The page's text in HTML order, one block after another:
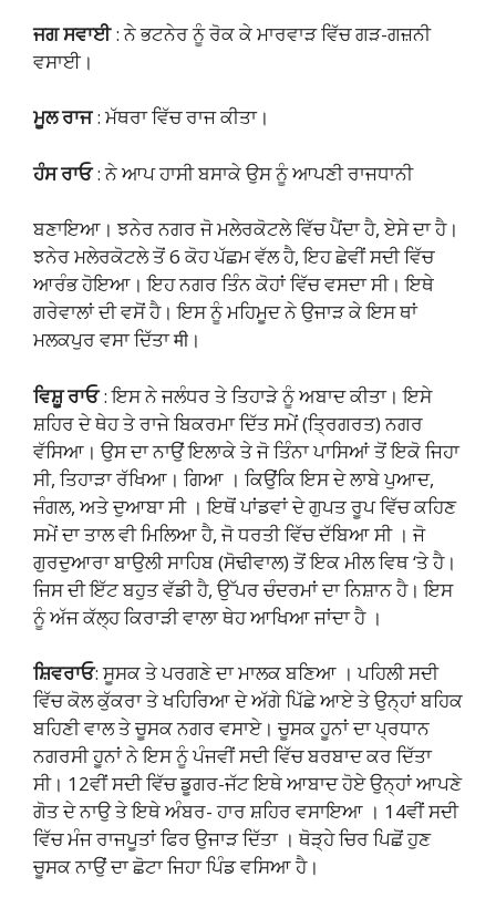
ਜਗ ਸਵਾਈ: ਨੇ ਭਟਨੇਰ ਨੂੰ ਰੋਕ ਕੇ ਮਾਰਵਾੜ ਵਿੱਚ ਗੜ-ਗਜ਼ਨੀ
ਵਸਾਈ।
ਮੂਲ ਰਾਜ: ਮੱਥਰਾ ਵਿੱਚ ਰਾਜ ਕੀਤਾ।
ਹੰਸ ਰਾਓ: ਨੇ ਆਪ ਹਾਸੀ ਬਸਾਕੇ ਉਸ ਨੂੰ ਆਪਣੀ ਰਾਜਧਾਨੀ
ਬਣਾਇਆ। ਝਨੇਰ ਨਗਰ ਜੋ ਮਲੇਰਕੋਟਲੇ ਵਿੱਚ ਪੈਂਦਾ ਹੈ, ਏਸੇ ਦਾ ਹੈ।
ਝਨੇਰ ਮਲੇਰਕੋਟਲੇ ਤੋਂ 6 ਕੋਹ ਪੱਛਮ ਵੱਲ ਹੈ, ਇਹ ਛੇਵੀਂ ਸਦੀ ਵਿੱਚ
ਆਰੰਭ ਹੋਇਆ। ਇਹ ਨਗਰ ਤਿੰਨ ਕੋਹਾਂ ਵਿੱਚ ਵਸਦਾ ਸੀ। ਇਥੇ
ਗਰੇਵਾਲਾਂ ਦੀ ਵਸੋਂ ਹੈ। ਇਸ ਨੂੰ ਮਹਿਮੂਦ ਨੇ ਉਜਾੜ ਕੇ ਇਸ ਥਾਂ
ਮਲਕਪੁਰ ਵਸਾ ਦਿੱਤਾ मी।
ਵਿਸ਼ੂ ਰਾਓ: ਇਸ ਨੇ ਜਲੰਧਰ ਤੇ ਤਿਹਾੜੇ ਨੂੰ ਅਬਾਦ ਕੀਤਾ। ਇਸੇ
ਸ਼ਹਿਰ ਦੇ ਥੇਹ ਤੇ ਰਾਜੇ ਬਿਕਰਮਾ ਦਿੱਤ ਸਮੇਂ (ਤ੍ਰਿਗਰਤ) ਨਗਰ
ਵੱਸਿਆ। ਉਸ ਦਾ ਨਾਉਂ ਇਲਾਕੇ ਤੇ ਜੋ ਤਿੰਨਾ ਪਾਸਿਆਂ ਤੋਂ ਇਕੋ ਜਿਹਾ
ਸੀ, ਤਿਹਾੜਾ ਰੱਖਿਆ। ਗਿਆ । ਕਿਉਂਕਿ ਇਸ ਦੇ ਲਾਬੇ ਪੁਆਦ,
ਜੰਗਲ, ਅਤੇ ਦੁਆਬਾ ਸੀ । ਇਥੋਂ ਪਾਂਡਵਾਂ ਦੇ ਗੁਪਤ ਰੂਪ ਵਿੱਚ ਕਹਿਣ
ਸਮੇਂ ਦਾ ਤਾਲ ਵੀ ਮਿਲਿਆ ਹੈ, ਜੋ ਧਰਤੀ ਵਿੱਚ ਦੱਬਿਆ ਸੀ । ਜੋ
ਗੁਰਦੁਆਰਾ ਬਾਉਲੀ ਸਾਹਿਬ (ਸੋਢੀਵਾਲ) ਤੋਂ ਇਕ ਮੀਲ ਵਿਥ ‘ਤੇ ਹੈ।
ਜਿਸ ਦੀ ਇੱਟ ਬਹੁਤ ਵੱਡੀ ਹੈ, ਉੱਪਰ ਚੰਦਰਮਾਂ ਦਾ ਨਿਸ਼ਾਨ ਹੈ। ਇਸ
ਨੂੰ ਅੱਜ ਕੱਲ੍ਹ ਕਿਰਾੜੀ ਵਾਲਾ ਥੇਹ ਆਖਿਆ ਜਾਂਦਾ ਹੈ ।
ਸ਼ਿਵਰਾਓ: ਸੂਸਕ ਤੇ ਪਰਗਣੇ ਦਾ ਮਾਲਕ ਬਣਿਆ । ਪਹਿਲੀ ਸਦੀ
ਵਿੱਚ ਕੋਲ ਕੁੱਕਰਾ ਤੇ ਖਹਿਰਿਆ ਦੇ ਅੱਗੇ ਪਿੱਛੇ ਆਏ ਤੇ ਉਨ੍ਹਾਂ ਬਹਿਕ
ਬਹਿਣੀ ਵਾਲ ਤੇ ਚੂਸਕ ਨਗਰ ਵਸਾਏ। ਚੂਸਕ ਹੂਨਾਂ ਦਾ ਪ੍ਰਧਾਨ
ਨਗਰਸੀ ਹੂਨਾਂ ਨੇ ਇਸ ਨੂੰ ਪੰਜਵੀਂ ਸਦੀ ਵਿੱਚ ਬਰਬਾਦ ਕਰ ਦਿੱਤਾ
ਸੀ। 12ਵੀਂ ਸਦੀ ਵਿੱਚ ਡੂਗਰ-ਜੱਟ ਇਥੇ ਆਬਾਦ ਹੋਏ ਉਨ੍ਹਾਂ ਆਪਣੇ
ਗੋਤ ਦੇ ਨਾਉ ਤੇ ਇਥੇ ਅੰਬਰ- ਹਾਰ ਸ਼ਹਿਰ ਵਸਾਇਆ । 14ਵੀਂ ਸਦੀ
ਵਿੱਚ ਮੰਜ ਰਾਜਪੂਤਾਂ ਫਿਰ ਉਜਾੜ ਦਿੱਤਾ । ਥੋੜ੍ਹੇ ਚਿਰ ਪਿਛੋਂ ਹੁਣ
ਚੂਸਕ ਨਾਉਂ ਦਾ ਛੋਟਾ ਜਿਹਾ ਪਿੰਡ ਵਸਿਆ ਹੈ।